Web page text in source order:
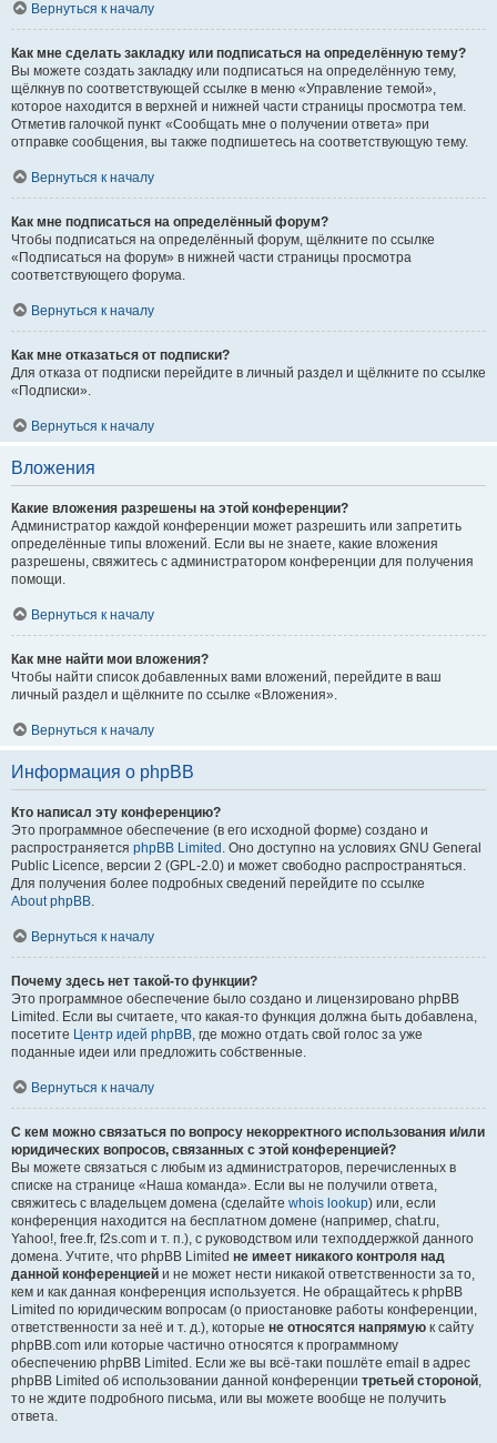
Вернуться к началу
Как мне сделать закладку или подписаться на определённую тему?
Вы можете создать закладку или подписаться на определённую тему,
щёлкнув по соответствующей ссылке в меню «Управление темой»,
которое находится в верхней и нижней части страницы просмотра тем.
Отметив галочкой пункт «Сообщать мне о получении ответа» при
отправке сообщения, вы также подпишетесь на соответствующую тему.
Вернуться к началу
Как мне подписаться на определённый форум?
Чтобы подписаться на определённый форум, щёлкните по ссылке
«Подписаться на форум» в нижней части страницы просмотра
соответствующего форума.
Вернуться к началу
Как мне отказаться от подписки?
Для отказа от подписки перейдите в личный раздел и щёлкните по ссылке
«Подписки».
Вернуться к началу
Вложения
Какие вложения разрешены на этой конференции?
Администратор каждой конференции может разрешить или запретить
определённые типы вложений. Если вы не знаете, какие вложения
разрешены, свяжитесь с администратором конференции для получения
помощи.
Вернуться к началу
Как мне найти мои вложения?
Чтобы найти список добавленных вами вложений, перейдите в ваш
личный раздел и щёлкните по ссылке «Вложения».
Вернуться к началу
Информация о phpBB
Кто написал эту конференцию?
Это программное обеспечение (в его исходной форме) создано и
распространяется phpBB Limited . Оно доступно на условиях GNU General
Public Licence, версии 2 (GPL-2.0) и может свободно распространяться.
Для получения более подробных сведений перейдите по ссылке
About phpBB.
Вернуться к началу
Почему здесь нет такой-то функции?
Это программное обеспечение было создано и лицензировано phpBB
Limited. Если вы считаете, что какая-то функция должна быть добавлена,
посетите Центр идей phpBB, где можно отдать свой голос за уже
поданные идеи или предложить собственные.
Вернуться к началу
С кем можно связаться по вопросу некорректного использования и/или
юридических вопросов, связанных с этой конференцией?
Вы можете связаться с любым из администраторов, перечисленных в
списке на странице «Наша команда». Если вы не получили ответа,
свяжитесь с владельцем домена (сделайте whois lookup) или, если
конференция находится на бесплатном домене (например, chat.ru,
Yahoo!, free.fr, f2s.com и т. п.), с руководством или техподдержкой данного
домена. Учтите, что phpBB Limited не имеет никакого контроля над
данной конференцией и не может нести никакой ответственности за то,
кем и как данная конференция используется. Не обращайтесь к phpBB
Limited по юридическим вопросам (о приостановке работы конференции,
ответственности за неё и т. д.), которые не относятся напрямую к сайту
phpBB.com или которые частично относятся к программному
обеспечению phpBB Limited. Если же вы всё-таки пошлёте email в адрес
phpBB Limited об использовании данной конференции третьей стороной,
то не ждите подробного письма, или вы можете вообще не получить
ответа.